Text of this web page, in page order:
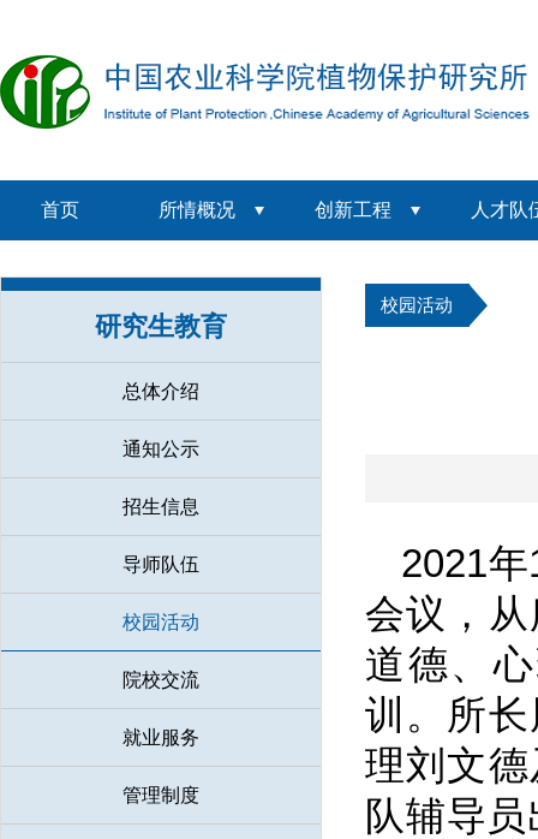
首页 所情概况 创新工程 人才队
研究生教育
总体介绍
通知公示
招生信息
导师队伍
校园活动
院校交流
就业服务
管理制度
校园活动
2021
会议，
道德、
训。所
理刘文
队辅导